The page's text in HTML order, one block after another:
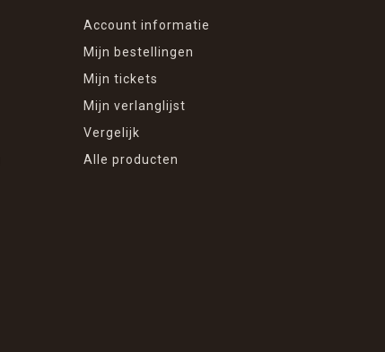
Account informatie
Mijn bestellingen
Mijn tickets
Mijn verlanglijst
Vergelijk
Alle producten